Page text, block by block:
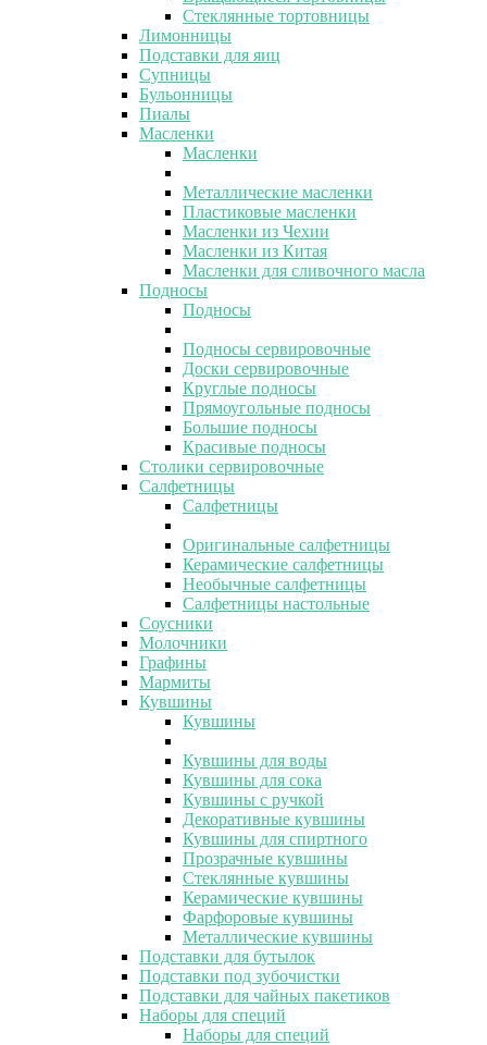
Стеклянные тортовницы
Лимонницы
Подставки для яиц
Супницы
Бульонницы
Пиалы
Масленки
Масленки
Металлические масленки
Пластиковые масленки
Масленки из Чехии
Масленки из Китая
Масленки для сливочного масла
Подносы
Подносы
Подносы сервировочные
Доски сервировочные
Круглые подносы
Прямоугольные подносы
Большие подносы
Красивые подносы
Столики сервировочные
Салфетницы
Салфетницы
Оригинальные салфетницы
Керамические салфетницы
Необычные салфетницы
Салфетницы настольные
Соусники
Молочники
Графины
Мармиты
Кувшины
Кувшины
Кувшины для воды
Кувшины для сока
Кувшины с ручкой
Декоративные кувшины
Кувшины для спиртного
Прозрачные кувшины
Стеклянные кувшины
Керамические кувшины
Фарфоровые кувшины
Металлические кувшины
Подставки для бутылок
Подставки под зубочистки
Подставки для чайных пакетиков
Наборы для специй
Наборы для специй